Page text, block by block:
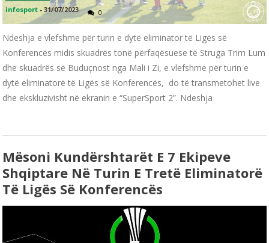
infosport -31/07/2023 0
Ndeshja e vlefshme për turin e dytë eliminator të Ligës së
Konferencës midis skuadrës tonë përfaqësuese të Struga Trim Lum
dhe skuadrës së Buduçnost nga Mali i Zi, e vlefshme për turin e
dytë eliminatorë të Ligës së Konferencës, do të transmetohet live
dhe ekskluzivisht në ekranin e “SuperSport 2”. Ndeshja
Mësoni Kundërshtarët E 7 Ekipeve
Shqiptare Në Turin E Tretë Eliminatorë
Të Ligës Së Konferencës